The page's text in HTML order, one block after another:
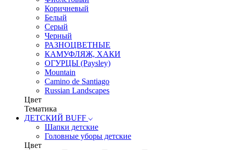
Коричневый
Белый
Серый
Черный
РАЗНОЦВЕТНЫЕ
КАМУФЛЯЖ, ХАКИ
ОГУРЦЫ (Paysley)
Mountain
Camino de Santiago
Russian Landscapes
Цвет
Тематика
ДЕТСКИЙ BUFF
Шапки детские
Головные уборы детские
Цвет